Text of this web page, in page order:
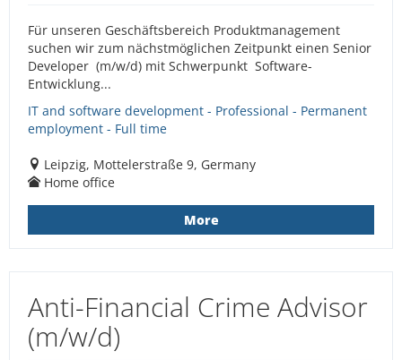
Für unseren Geschäftsbereich Produktmanagement
suchen wir zum nächstmöglichen Zeitpunkt einen Senior
Developer (m/w/d) mit Schwerpunkt Software-
Entwicklung...
IT and software development - Professional - Permanent
employment - Full time
Leipzig, Mottelerstraße 9, Germany
Home office
More
Anti-Financial Crime Advisor
(m/w/d)